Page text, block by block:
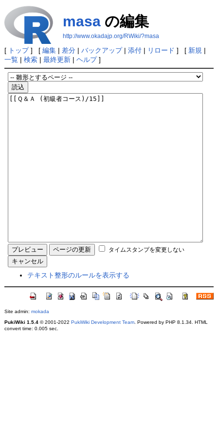
masaの編集
http://www.okadajp.org/RWiki/?masa
[ トップ] [ 編集| 差分| バックアップ| 添付| リロード ] [ 新規 |
一覧| 検索| 最終更新| ヘルプ]
タイムスタンプを変更しない
テキスト整形のルールを表示する
Site admin: mokada
PukiWiki 1.5.4© 2001-2022 PukiWiki Development Team. Powered by PHP 8.1.34. HTML
convert time: 0.005 sec.